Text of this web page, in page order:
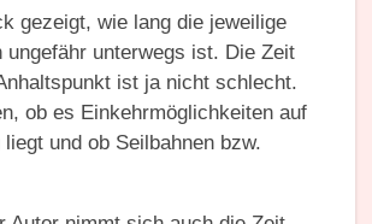
gezeigt, wie lang die jeweilige
unterwegs ist. Die Zeit
ist ja nicht schlecht.
ob es Einkehrmöglichkeiten auf
und ob Seilbahnen bzw.